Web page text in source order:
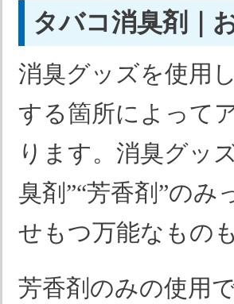
タバコ消臭剤｜
消臭グッズを使用
する箇所によって
ります。消臭グッ
臭剤”“芳香剤”の
せもつ万能なもの
芳香剤のみの使用